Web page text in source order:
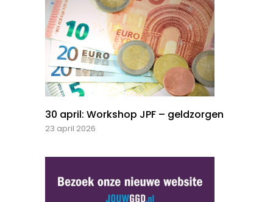
30 april: Workshop JPF – geldzorgen
23 april 2026